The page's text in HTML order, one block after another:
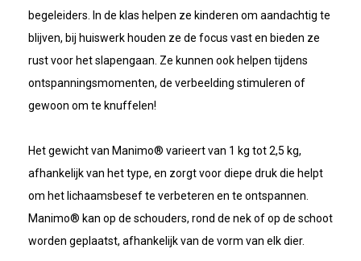
begeleiders. In de klas helpen ze kinderen om aandachtig te
blijven, bij huiswerk houden ze de focus vast en bieden ze
rust voor het slapengaan. Ze kunnen ook helpen tijdens
ontspanningsmomenten, de verbeelding stimuleren of
gewoon om te knuffelen!
Het gewicht van Manimo® varieert van 1 kg tot 2,5 kg,
afhankelijk van het type, en zorgt voor diepe druk die helpt
om het lichaamsbesef te verbeteren en te ontspannen.
Manimo® kan op de schouders, rond de nek of op de schoot
worden geplaatst, afhankelijk van de vorm van elk dier.